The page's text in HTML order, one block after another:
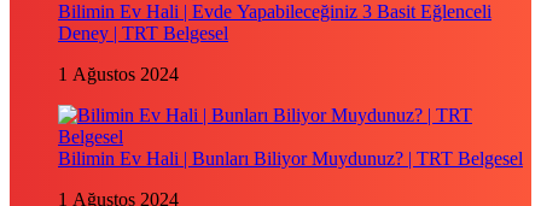
Bilimin Ev Hali | Evde Yapabileceğiniz 3 Basit Eğlenceli
Deney | TRT Belgesel
1 Ağustos 2024
Bilimin Ev Hali | Bunları Biliyor Muydunuz? | TRT Belgesel
1 Ağustos 2024